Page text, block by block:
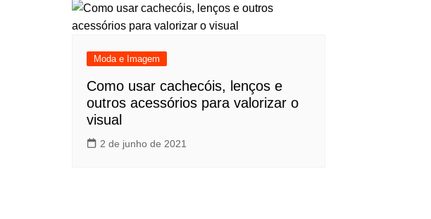
Moda e Imagem
Como usar cachecóis, lenços e
outros acessórios para valorizar o
visual
2 de junho de 2021